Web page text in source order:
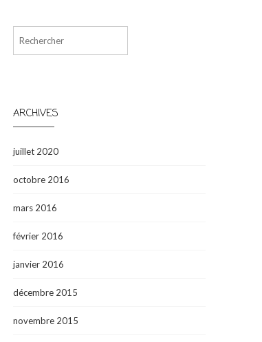
Rechercher
ARCHIVES
juillet 2020
octobre 2016
mars 2016
février 2016
janvier 2016
décembre 2015
novembre 2015